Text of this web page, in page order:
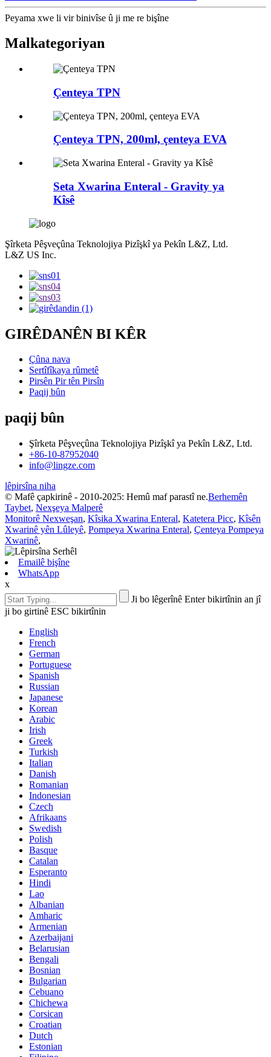
Peyama xwe li vir binivîse û ji me re bişîne
Malkategoriyan
Çenteya TPN
Çenteya TPN, 200ml, çenteya EVA
Seta Xwarina Enteral - Gravity ya
Kîsê
Şîrketa Pêşveçûna Teknolojiya Pizîşkî ya Pekîn L&Z, Ltd.
L&Z US Inc.
GIRÊDANÊN BI KÊR
Çûna nava
Sertîfîkaya rûmetê
Pirsên Pir tên Pirsîn
Paqij bûn
paqij bûn
Şîrketa Pêşveçûna Teknolojiya Pizîşkî ya Pekîn L&Z, Ltd.
+86-10-87952040
info@lingze.com
lêpirsîna niha
© Mafê çapkirinê - 2010-2025: Hemû maf parastî ne.Berhemên
Taybet, Nexşeya Malperê
Monitorê Nexweşan, Kîsika Xwarina Enteral, Katetera Picc, Kîsên
Xwarinê yên Lûleyê, Pompeya Xwarina Enteral, Çenteya Pompeya
Xwarinê,
Emailê bişîne
WhatsApp
x
Ji bo lêgerînê Enter bikirtînin an jî
ji bo girtinê ESC bikirtînin
English
French
German
Portuguese
Spanish
Russian
Japanese
Korean
Arabic
Irish
Greek
Turkish
Italian
Danish
Romanian
Indonesian
Czech
Afrikaans
Swedish
Polish
Basque
Catalan
Esperanto
Hindi
Lao
Albanian
Amharic
Armenian
Azerbaijani
Belarusian
Bengali
Bosnian
Bulgarian
Cebuano
Chichewa
Corsican
Croatian
Dutch
Estonian